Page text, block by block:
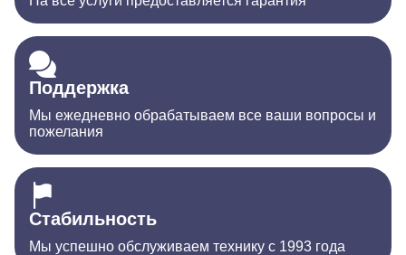
Поддержка
Мы ежедневно обрабатываем все ваши вопросы и
пожелания
Стабильность
Мы успешно обслуживаем технику с 1993 года